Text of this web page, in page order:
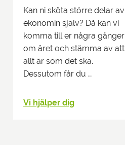
Kan ni sköta större delar av
ekonomin själv? Då kan vi
komma till er några gånger
om året och stämma av att
allt är som det ska.
Dessutom får du …
Vi hjälper dig